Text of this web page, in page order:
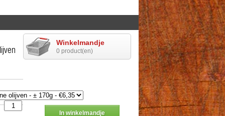
Winkelmandje
0 product(en)
In winkelmandje